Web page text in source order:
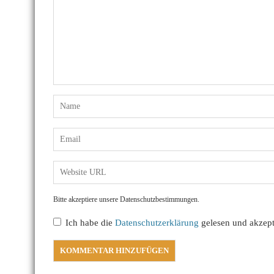
Bitte akzeptiere unsere Datenschutzbestimmungen.
Ich habe die Datenschutzerklärung gelesen und